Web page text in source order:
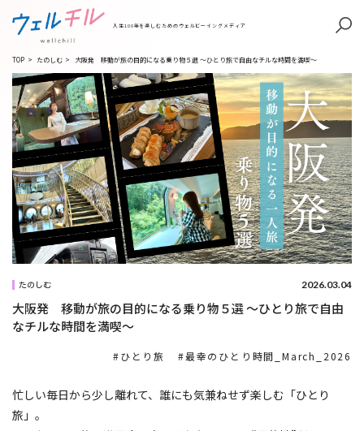
人生100年を楽しむためのウェルビーイングメディア
TOP > たのしむ > 大阪発 移動が旅の目的になる乗り物５選 〜ひとり旅で自由なチルな時間を満喫〜
たのしむ 2026.03.04
大阪発 移動が旅の目的になる乗り物５選 〜ひとり旅で自由
なチルな時間を満喫〜
ひとり旅 最幸のひとり時間_March_2026
忙しい毎日から少し離れて、誰にも気兼ねせず楽しむ「ひとり
旅」。